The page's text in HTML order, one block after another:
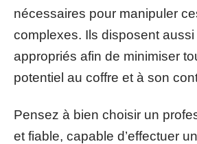
nécessaires pour manipuler
complexes. Ils disposent
appropriés afin de minimiser
potentiel au coffre et à son
Pensez à bien choisir un
et fiable, capable d’effectuer